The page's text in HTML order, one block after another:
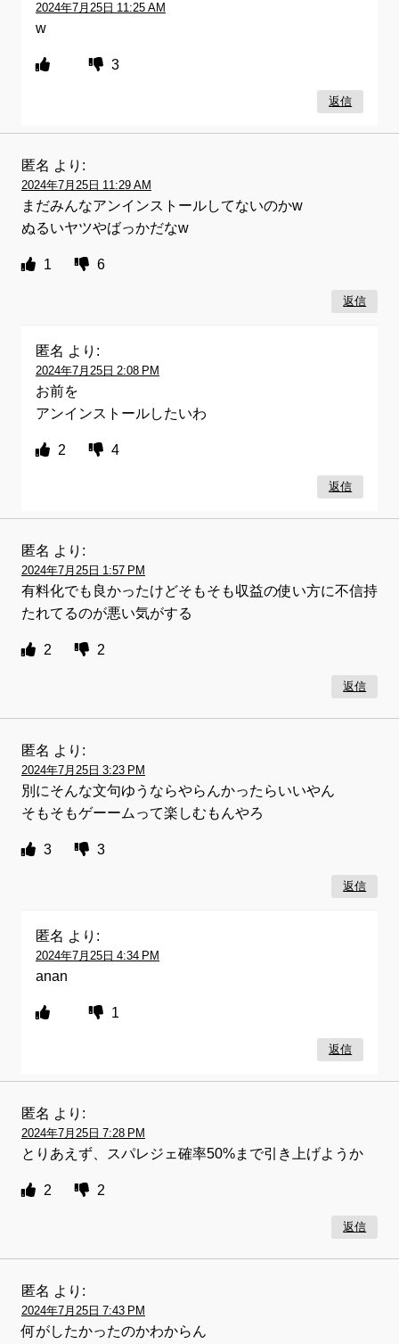
2024年7月25日 11:25 AM
w
3
返信
匿名 より:
2024年7月25日 11:29 AM
まだみんなアンインストールしてないのかw
ぬるいヤツやばっかだなw
1 6
返信
匿名 より:
2024年7月25日 2:08 PM
お前を
アンインストールしたいわ
2 4
返信
匿名 より:
2024年7月25日 1:57 PM
有料化でも良かったけどそもそも収益の使い方に不信持
たれてるのが悪い気がする
2 2
返信
匿名 より:
2024年7月25日 3:23 PM
別にそんな文句ゆうならやらんかったらいいやん
そもそもゲーームって楽しむもんやろ
3 3
返信
匿名 より:
2024年7月25日 4:34 PM
anan
1
返信
匿名 より:
2024年7月25日 7:28 PM
とりあえず、スパレジェ確率50%まで引き上げようか
2 2
返信
匿名 より:
2024年7月25日 7:43 PM
何がしたかったのかわからん